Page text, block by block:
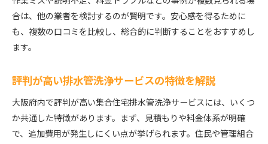
合は、他の業者を検討するのが賢明です。安心感を得るために
も、複数の口コミを比較し、総合的に判断することをおすすめし
ます。
評判が高い排水管洗浄サービスの特徴を解説
大阪府内で評判が高い集合住宅排水管洗浄サービスには、いくつ
か共通した特徴があります。まず、見積もりや料金体系が明確
で、追加費用が発生しにくい点が挙げられます。住民や管理組合